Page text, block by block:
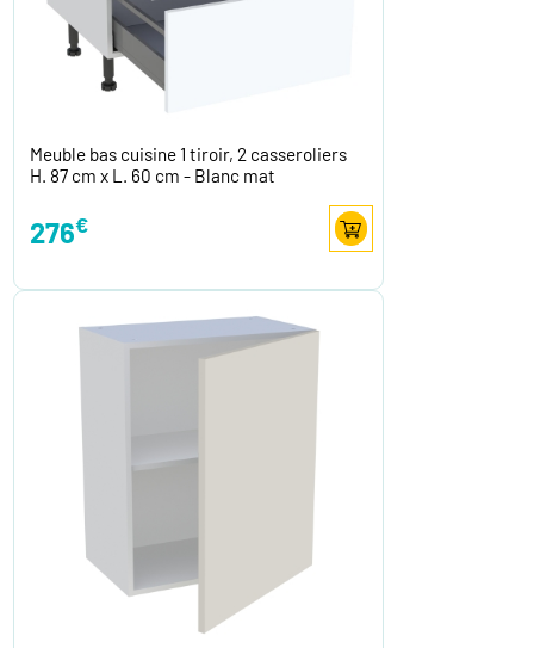
Meuble bas cuisine 1 tiroir, 2 casseroliers
H. 87 cm x L. 60 cm - Blanc mat
276€